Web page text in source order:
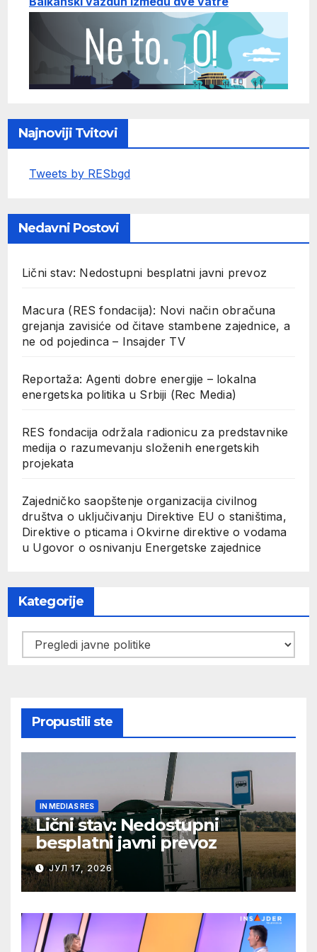
Najnoviji Tvitovi
Tweets by RESbgd
Nedavni Postovi
Lični stav: Nedostupni besplatni javni prevoz
Macura (RES fondacija): Novi način obračuna
grejanja zavisiće od čitave stambene zajednice, a
ne od pojedinca – Insajder TV
Reportaža: Agenti dobre energije – lokalna
energetska politika u Srbiji (Rec Media)
RES fondacija održala radionicu za predstavnike
medija o razumevanju složenih energetskih
projekata
Zajedničko saopštenje organizacija civilnog
društva o uključivanju Direktive EU o staništima,
Direktive o pticama i Okvirne direktive o vodama
u Ugovor o osnivanju Energetske zajednice
Kategorije
Kategorije
Propustili ste
IN MEDIAS RES
Lični stav: Nedostupni
besplatni javni prevoz
ЈУЛ 17, 2026